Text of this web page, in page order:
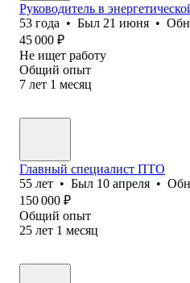
Руководитель в
53 года • Был 21 июня •
45 000 ₽
Не ищет работу
Общий опыт
7 лет 1 месяц
Главный специалист ПТО
55 лет • Был 10 апреля •
150 000 ₽
Общий опыт
25 лет 1 месяц